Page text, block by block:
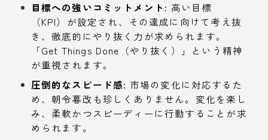
目標への強いコミットメント: 高い目標
（KPI）が設定され、その達成に向けて考え抜
き、徹底的にやり抜く力が求められます。
「Get Things Done（やり抜く）」という精神
が重視されます。
圧倒的なスピード感: 市場の変化に対応するた
め、朝令暮改も珍しくありません。変化を楽し
み、柔軟かつスピーディーに行動することが求
められます。